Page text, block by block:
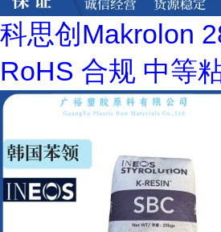
科思创Makrolon
RoHS 合规 中等